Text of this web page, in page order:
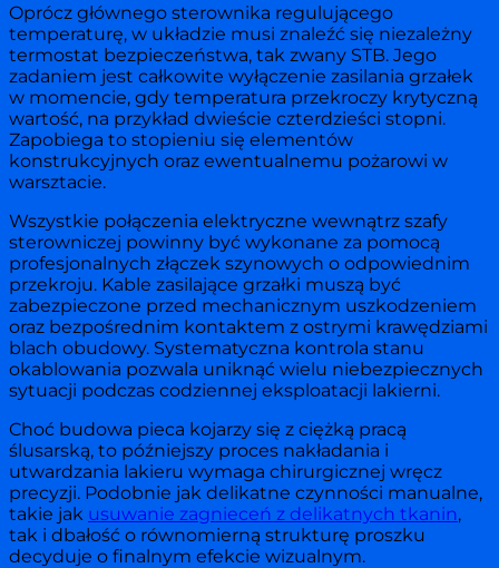
Oprócz głównego sterownika regulującego
temperaturę, w układzie musi znaleźć się niezależny
termostat bezpieczeństwa, tak zwany STB. Jego
zadaniem jest całkowite wyłączenie zasilania grzałek
w momencie, gdy temperatura przekroczy krytyczną
wartość, na przykład dwieście czterdzieści stopni.
Zapobiega to stopieniu się elementów
konstrukcyjnych oraz ewentualnemu pożarowi w
warsztacie.
Wszystkie połączenia elektryczne wewnątrz szafy
sterowniczej powinny być wykonane za pomocą
profesjonalnych złączek szynowych o odpowiednim
przekroju. Kable zasilające grzałki muszą być
zabezpieczone przed mechanicznym uszkodzeniem
oraz bezpośrednim kontaktem z ostrymi krawędziami
blach obudowy. Systematyczna kontrola stanu
okablowania pozwala uniknąć wielu niebezpiecznych
sytuacji podczas codziennej eksploatacji lakierni.
Choć budowa pieca kojarzy się z ciężką pracą
ślusarską, to późniejszy proces nakładania i
utwardzania lakieru wymaga chirurgicznej wręcz
precyzji. Podobnie jak delikatne czynności manualne,
takie jak usuwanie zagnieceń z delikatnych tkanin,
tak i dbałość o równomierną strukturę proszku
decyduje o finalnym efekcie wizualnym.